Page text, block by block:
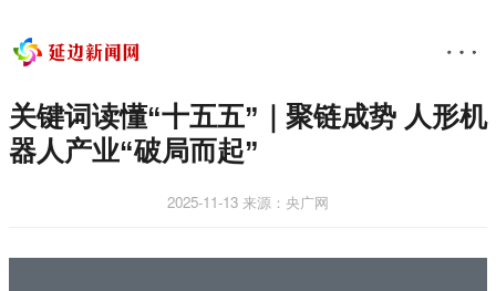
关键词读懂“十五五”｜聚链成势 人形机
器人产业“破局而起”
2025-11-13 来源：央广网